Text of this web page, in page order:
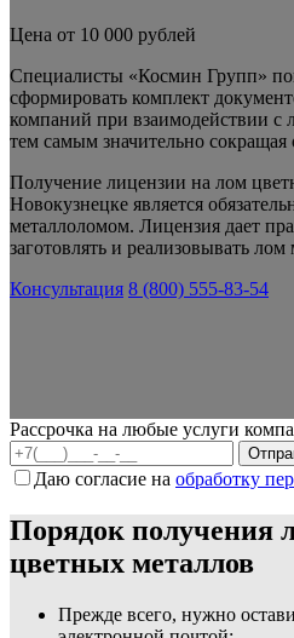
Цена от 10 000 рублей
Специалисты «Космин Групп»
сформировать комплект
компаний при взаимодействии
тем самым значительно
Получение лицензии на лом
Новокузнецке является
металлоломом. Лицензия дает
заготовлять и реализовывать лом
Консультация 8 (800) 555-83-54
Рассрочка на любые услуги
Даю согласие на обработку
Порядок получения
цветных металлов
Прежде всего, нужно